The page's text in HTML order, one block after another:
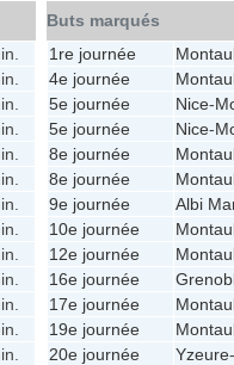
Buts marqués
1re journée
4e journée
5e journée
Nice-
5e journée
Nice-
8e journée
8e journée
9e journée
Albi
10e journée
12e journée
16e journée
17e journée
19e journée
20e journée
Yzeure-